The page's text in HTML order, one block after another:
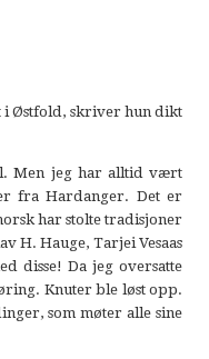
i Østfold, skriver hun dikt
Men jeg har alltid vært
fra Hardanger. Det er
har stolte tradisjoner
H. Hauge, Tarjei Vesaas
disse! Da jeg oversatte
Knuter ble løst opp.
som møter alle sine